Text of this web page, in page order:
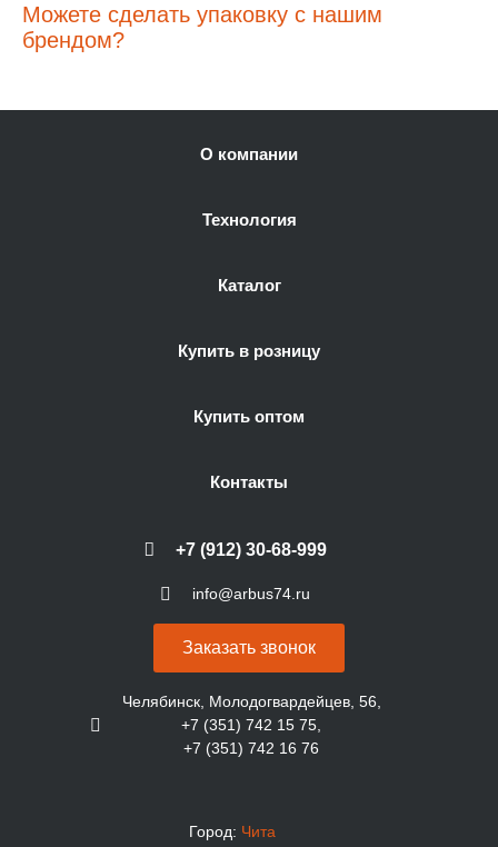
Можете сделать упаковку с нашим
брендом?
О компании
Технология
Каталог
Купить в розницу
Купить оптом
Контакты
+7 (912) 30-68-999
info@arbus74.ru
Заказать звонок
Челябинск, Молодогвардейцев, 56,
+7 (351) 742 15 75,
+7 (351) 742 16 76
Город: Чита